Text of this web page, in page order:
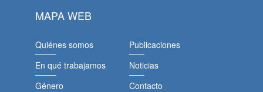
MAPA WEB
Quiénes somos
En qué trabajamos
Género
Publicaciones
Noticias
Contacto